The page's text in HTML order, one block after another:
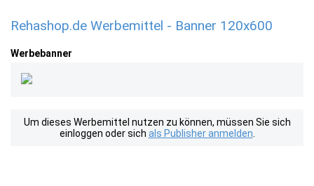
Rehashop.de Werbemittel - Banner 120x600
Werbebanner
Um dieses Werbemittel nutzen zu können, müssen Sie sich
einloggen oder sich als Publisher anmelden